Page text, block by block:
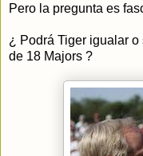
Pero la pregunta es
¿ Podrá Tiger igualar
de 18 Majors ?